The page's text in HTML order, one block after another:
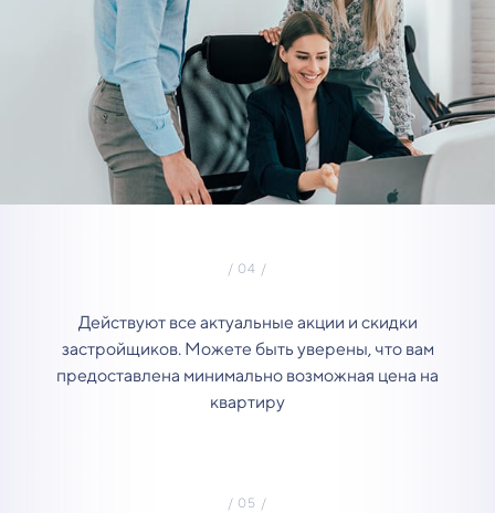
Действуют все актуальные акции и скидки
застройщиков. Можете быть уверены, что вам
предоставлена минимально возможная цена на
квартиру